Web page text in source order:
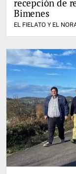
recepción de
Bimenes
EL FIELATO Y EL